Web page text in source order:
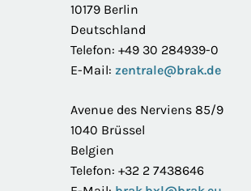
10179 Berlin
Deutschland
Telefon: +49 30 284939-0
E-Mail: zentrale@brak.de
Avenue des Nerviens 85/9
1040 Brüssel
Belgien
Telefon: +32 2 7438646